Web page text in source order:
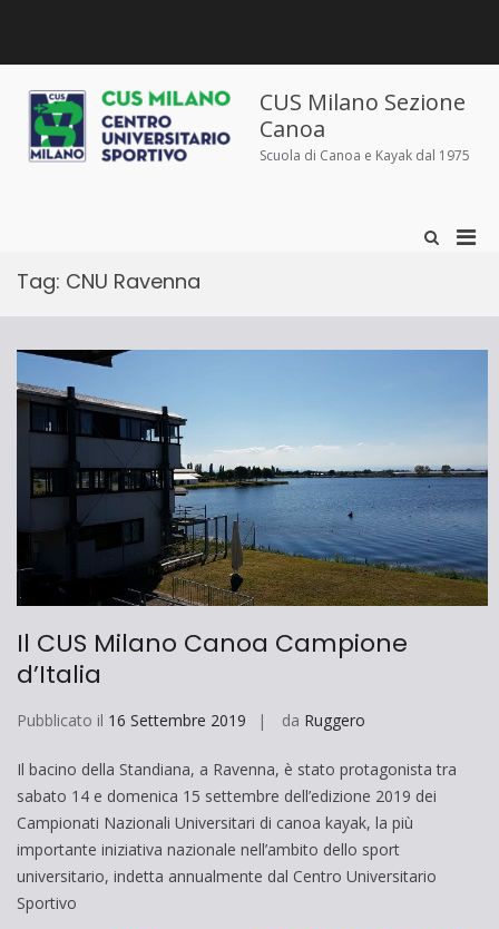
siamo
siamo
e
iscrizioni
sportivo
CUS Milano Sezione
Canoa
Scuola di Canoa e Kayak dal 1975
Mostra
Tag: CNU Ravenna
Il CUS Milano Canoa Campione
d’Italia
Pubblicato il 16 Settembre 2019 da Ruggero
Il bacino della Standiana, a Ravenna, è stato protagonista tra
sabato 14 e domenica 15 settembre dell’edizione 2019 dei
Campionati Nazionali Universitari di canoa kayak, la più
importante iniziativa nazionale nell’ambito dello sport
universitario, indetta annualmente dal Centro Universitario
Sportivo